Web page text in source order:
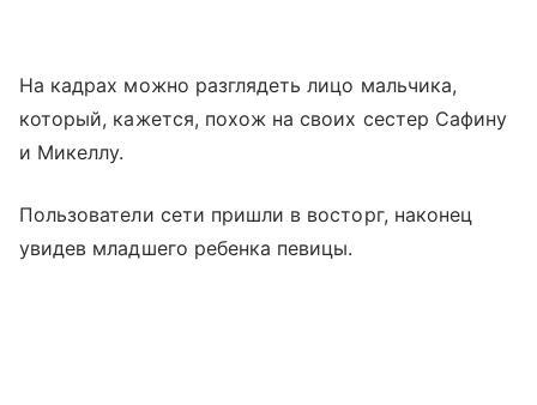
На кадрах можно разглядеть лицо мальчика,
который, кажется, похож на своих сестер Сафину
и Микеллу.
Пользователи сети пришли в восторг, наконец
увидев младшего ребенка певицы.